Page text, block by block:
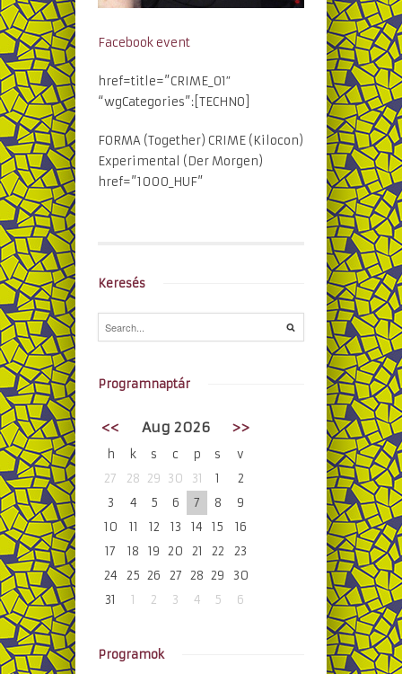
Facebook event
href=title=”CRIME_01″
“wgCategories”:[TECHNO]
FORMA (Together) CRIME (Kilocon)
Experimental (Der Morgen)
href=”1000_HUF”
Keresés
Programnaptár
<< Aug 2026 >>
h k s c p s
v
27
28 29 30 31 1
2
3
4 5 6 7 8
9
10
11 12 13 14 15
16
17
18 19 20 21 22
23
24
25 26 27 28 29
30
31
1 2 3 4 5 6
Programok